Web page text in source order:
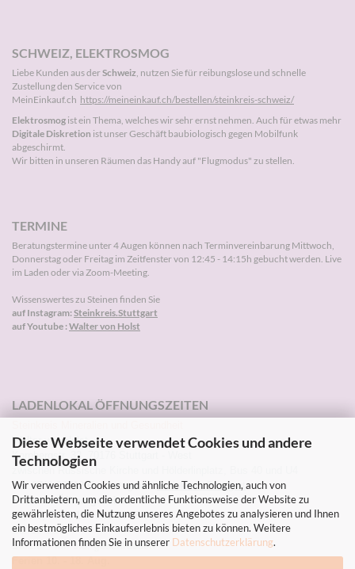
Diese Webseite verwendet Cookies und andere
Technologien
Wir verwenden Cookies und ähnliche Technologien, auch von
Drittanbietern, um die ordentliche Funktionsweise der Website zu
gewährleisten, die Nutzung unseres Angebotes zu analysieren und Ihnen
ein bestmögliches Einkaufserlebnis bieten zu können. Weitere
Informationen finden Sie in unserer Datenschutzerklärung.
SCHWEIZ, ELEKTROSMOG
Liebe Kunden aus derSchweiz, nutzen Sie für reibungslose und schnelle
Zustellung den Service von
MeinEinkauf.ch https://meineinkauf.ch/bestellen/steinkreis-schweiz/
Elektrosmog ist ein Thema, welches wir sehr ernst nehmen. Auch für etwas mehr
Digitale Diskretion ist unser Geschäft baubiologisch gegen Mobilfunk
abgeschirmt.
Wir bitten in unseren Räumen das Handy auf "Flugmodus" zu stellen.
TERMINE
Beratungstermine unter 4 Augen können nach Terminvereinbarung Mittwoch,
Donnerstag oder Freitag im Zeitfenster von 12:45 - 14:15h gebucht werden. Live
im Laden oder via Zoom-Meeting.
Wissenswertes zu Steinen finden Sie
auf Instagram:Steinkreis.Stuttgart
auf Youtube :Walter von Holst
LADENLOKAL ÖFFNUNGSZEITEN
Walter von Holst
Kornbergstr. 32, 70176 Stuttgart - West
zwischen Russische Kirche und Hölderlinplatz, Bus 40 und U4
Tel: 0711-2271203 Instagram:Steinkreis.Stuttgart
Sommer-Öffnungszeiten
Mi, Do, Fr 10-13h und 14-18.30h
Sa. 10-13h
Sa.1.8. - Mi. 5.8. geschlossen
Ferien 10. - 18. Aug.